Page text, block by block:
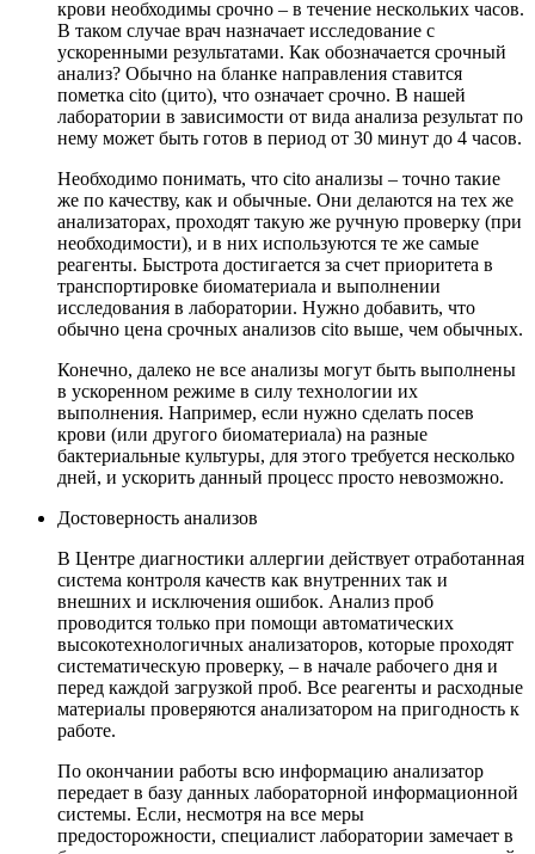
крови необходимы срочно – в течение нескольких часов.
В таком случае врач назначает исследование с
ускоренными результатами. Как обозначается срочный
анализ? Обычно на бланке направления ставится
пометка cito (цито), что означает срочно. В нашей
лаборатории в зависимости от вида анализа результат по
нему может быть готов в период от 30 минут до 4 часов.
Необходимо понимать, что cito анализы – точно такие
же по качеству, как и обычные. Они делаются на тех же
анализаторах, проходят такую же ручную проверку (при
необходимости), и в них используются те же самые
реагенты. Быстрота достигается за счет приоритета в
транспортировке биоматериала и выполнении
исследования в лаборатории. Нужно добавить, что
обычно цена срочных анализов cito выше, чем обычных.
Конечно, далеко не все анализы могут быть выполнены
в ускоренном режиме в силу технологии их
выполнения. Например, если нужно сделать посев
крови (или другого биоматериала) на разные
бактериальные культуры, для этого требуется несколько
дней, и ускорить данный процесс просто невозможно.
Достоверность анализов
В Центре диагностики аллергии действует отработанная
система контроля качеств как внутренних так и
внешних и исключения ошибок. Анализ проб
проводится только при помощи автоматических
высокотехнологичных анализаторов, которые проходят
систематическую проверку, – в начале рабочего дня и
перед каждой загрузкой проб. Все реагенты и расходные
материалы проверяются анализатором на пригодность к
работе.
По окончании работы всю информацию анализатор
передает в базу данных лабораторной информационной
системы. Если, несмотря на все меры
предосторожности, специалист лаборатории замечает в